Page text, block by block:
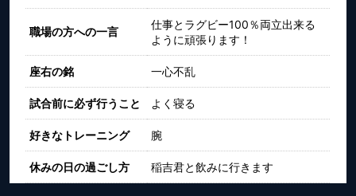
職場の方への一言
仕事とラグビー100％両立出来る
ように頑張ります！
座右の銘 一心不乱
試合前に必ず行うこと よく寝る
好きなトレーニング 腕
休みの日の過ごし方 稲吉君と飲みに行きます